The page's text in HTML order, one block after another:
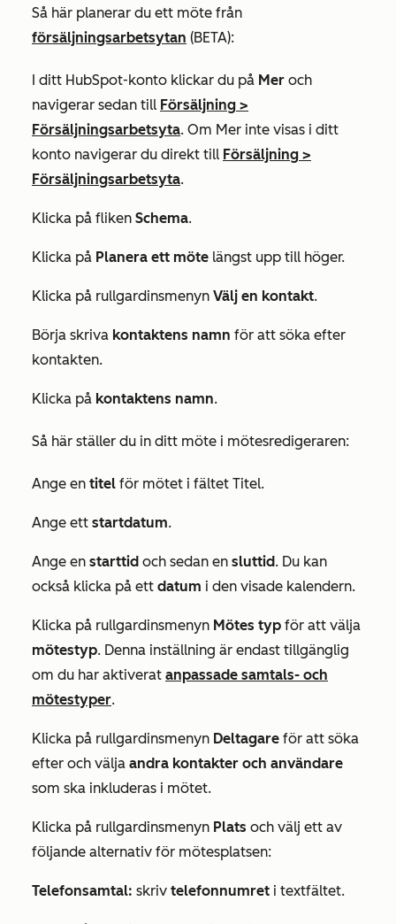
Så här planerar du ett möte från
försäljningsarbetsytan (BETA):
I ditt HubSpot-konto klickar du på Mer och
navigerar sedan till Försäljning >
Försäljningsarbetsyta. Om Mer inte visas i ditt
konto navigerar du direkt till Försäljning >
Försäljningsarbetsyta.
Klicka på fliken Schema.
Klicka på Planera ett möte längst upp till höger.
Klicka på rullgardinsmenyn Välj en kontakt.
Börja skriva kontaktens namn för att söka efter
kontakten.
Klicka på kontaktens namn.
Så här ställer du in ditt möte i mötesredigeraren:
Ange en titel för mötet i fältet Titel.
Ange ett startdatum.
Ange en starttid och sedan en sluttid. Du kan
också klicka på ett datum i den visade kalendern.
Klicka på rullgardinsmenyn Mötes typ för att välja
mötestyp. Denna inställning är endast tillgänglig
om du har aktiverat anpassade samtals- och
mötestyper.
Klicka på rullgardinsmenyn Deltagare för att söka
efter och välja andra kontakter och användare
som ska inkluderas i mötet.
Klicka på rullgardinsmenyn Plats och välj ett av
följande alternativ för mötesplatsen:
Telefonsamtal: skriv telefonnumret i textfältet.